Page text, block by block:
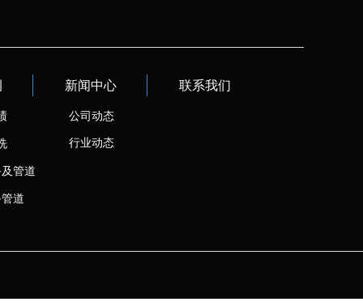
新闻中心 联系我们
管道
道
公司动态
行业动态